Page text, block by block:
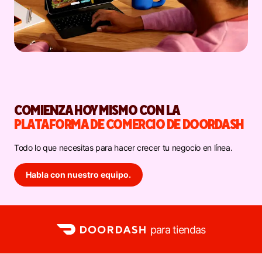
COMIENZA HOY MISMO CON LA
PLATAFORMA DE COMERCIO DE DOORDASH
Todo lo que necesitas para hacer crecer tu negocio en línea.
Habla con nuestro equipo.
para tiendas